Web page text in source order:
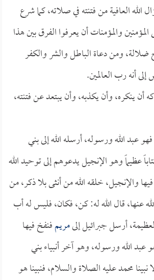
العافية من فتنته في صلاته، كما شرع
والمؤمنات أن يعرفوا الفرق بين هذا
ومن دعاة الباطل والشر والكفر
أنه رب العالمين.
ينكره، وأن يكذبه، وأن يبتعد عن فتنته،
عبد الله ورسوله، أرسله الله إلى بني
عظيماً وهو الإنجيل يدعوهم إلى توحيد الله
فيها والإنجيل، خلقه الله من أنثى بلا ذكر، من
عنها، قال الله له: كن، فكان، فليس له أب
أرسل جبرائيل إلىمريمفنفخ فيها
الله ورسوله، وهو آخر أنبياء بني
محمد عليه الصلاة والسلام، فنبينا هو